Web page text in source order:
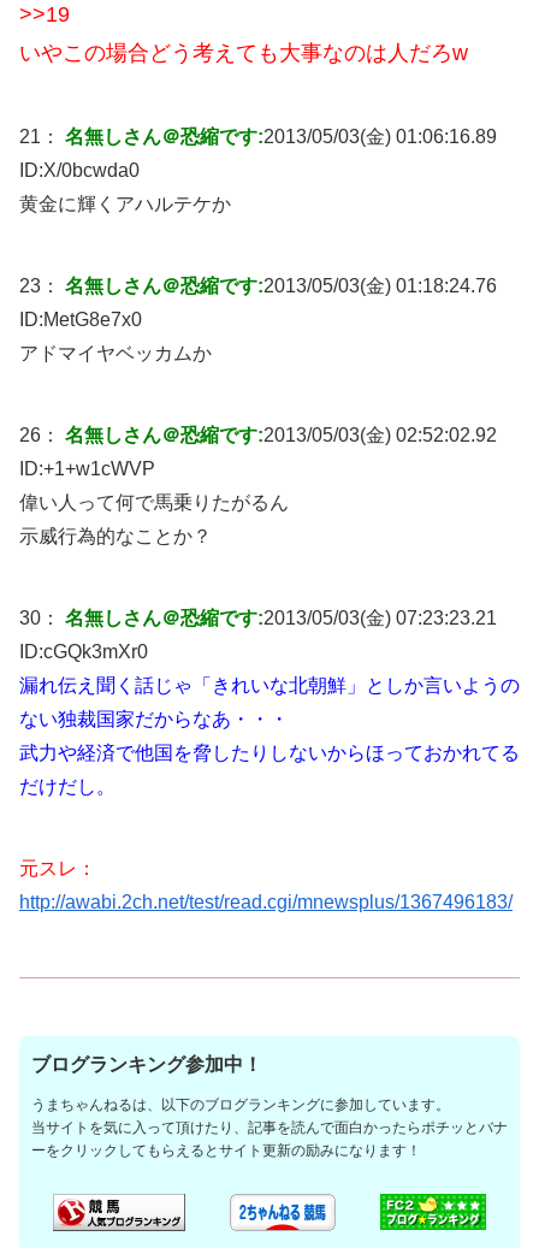
>>19
いやこの場合どう考えても大事なのは人だろw
21： 名無しさん＠恐縮です:2013/05/03(金) 01:06:16.89
ID:X/0bcwda0
黄金に輝くアハルテケか
23： 名無しさん＠恐縮です:2013/05/03(金) 01:18:24.76
ID:MetG8e7x0
アドマイヤベッカムか
26： 名無しさん＠恐縮です:2013/05/03(金) 02:52:02.92
ID:+1+w1cWVP
偉い人って何で馬乗りたがるん
示威行為的なことか？
30： 名無しさん＠恐縮です:2013/05/03(金) 07:23:23.21
ID:cGQk3mXr0
漏れ伝え聞く話じゃ「きれいな北朝鮮」としか言いようの
ない独裁国家だからなあ・・・
武力や経済で他国を脅したりしないからほっておかれてる
だけだし。
元スレ：
http://awabi.2ch.net/test/read.cgi/mnewsplus/1367496183/
ブログランキング参加中！
うまちゃんねるは、以下のブログランキングに参加しています。
当サイトを気に入って頂けたり、記事を読んで面白かったらポチッとバナ
ーをクリックしてもらえるとサイト更新の励みになります！